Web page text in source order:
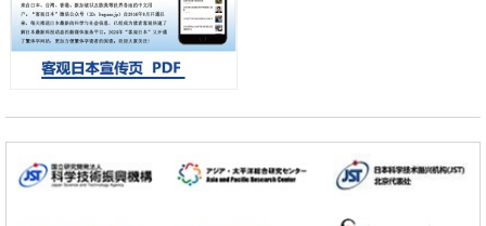
科学研究
开发出300亿年仅误差1秒的光晶格钟，构建网络将其打造为下一代社会
基础设施
经济・社会
大阪大学开发出膜脂质可视化工具，使脂质探针的高效开发成为可能
科学研究